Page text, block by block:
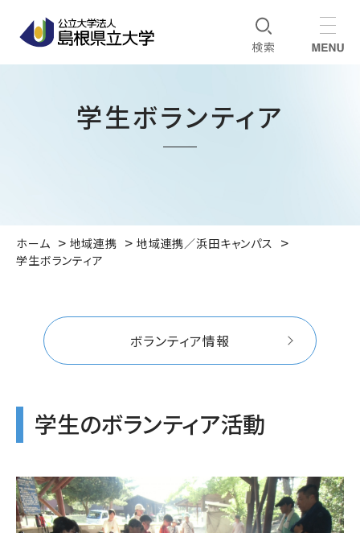
学生ボランティア
ホーム 地域連携
地域連携／浜田キャンパス
学生ボランティア
ボランティア情報
学生のボランティア活動